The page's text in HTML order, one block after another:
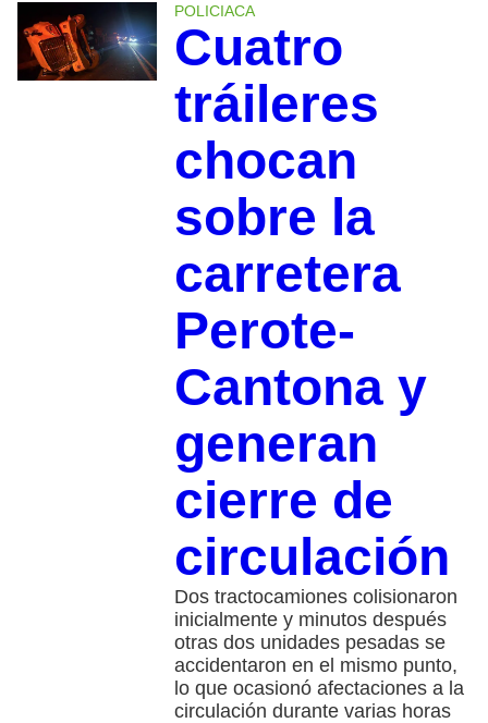
POLICIACA
Cuatro
tráileres
chocan
sobre la
carretera
Perote-
Cantona y
generan
cierre de
circulación
Dos tractocamiones colisionaron
inicialmente y minutos después
otras dos unidades pesadas se
accidentaron en el mismo punto,
lo que ocasionó afectaciones a la
circulación durante varias horas